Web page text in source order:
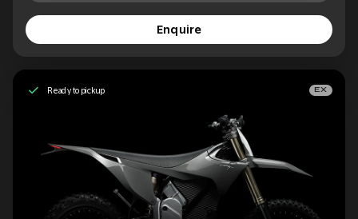
Enquire
Ready to pickup EX